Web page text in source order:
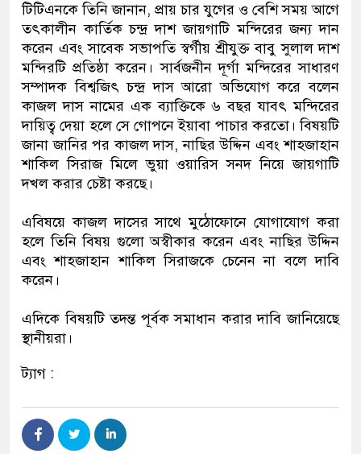
‎টিটিএনকে তিনি জানান, প্রায় চার যুগের ও বেশি সময় আগে
তৎকালীন কার্তিক চন্দ্র দাশ জায়গাটি মন্দিরের জন্য দান
করেন এবং সাবেক সভাপতি স্বর্গীয় শ্রীযুক্ত বাবু সুলাল দাশ
মন্দিরটি প্রতিষ্ঠা করেন। সার্বজনীন দূর্গা মন্দিরের সাধারণ
সম্পাদক বিশ্বজিৎ চন্দ্র দাস আরো অভিযোগ করে বলেন
কাজল দাস নামের এক ব্যাক্তিকে ৬ বছর যাবৎ মন্দিরের
দায়িত্ব দেয়া হলে সে গোপনে ইয়াবা পাচার করতো। বিষয়টি
জানা জানির পর কাজল দাস, নাছির উদ্দিন এবং শাহজাহান
শাকিল সিরাজ মিলে ভুয়া ওয়ারিস সনদ নিয়ে জায়গাটি
দখল করার চেষ্টা করছে।
‎এবিষয়ে কাজল দাসের সাথে মুঠোফোনে যোগাযোগ করা
হলে তিনি বিষয় গুলো অস্বীকার করেন এবং নাছির উদ্দিন
এবং শাহজাহান শাকিল সিরাজকে চেনেন না বলে দাবি
করেন।
‎এদিকে বিষয়টি তদন্ত পূর্বক সমাধান করার দাবি জানিয়েছে
স্থানীয়রা।
ট্যাগ :